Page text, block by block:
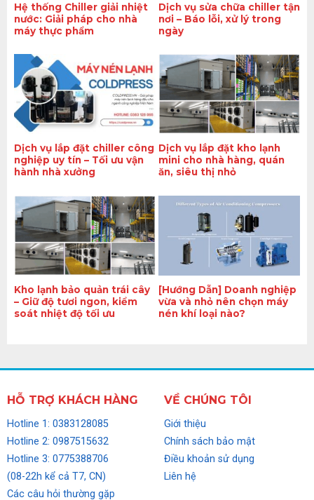
Hệ thống Chiller giải nhiệt
nước: Giải pháp cho nhà
máy thực phẩm
Dịch vụ sửa chữa chiller tận
nơi – Báo lỗi, xử lý trong
ngày
Dịch vụ lắp đặt chiller công
nghiệp uy tín – Tối ưu vận
hành nhà xưởng
Dịch vụ lắp đặt kho lạnh
mini cho nhà hàng, quán
ăn, siêu thị nhỏ
Kho lạnh bảo quản trái cây
– Giữ độ tươi ngon, kiểm
soát nhiệt độ tối ưu
[Hướng Dẫn] Doanh nghiệp
vừa và nhỏ nên chọn máy
nén khí loại nào?
HỖ TRỢ KHÁCH HÀNG
Hotline 1: 0383128085
Hotline 2: 0987515632
Hotline 3: 0775388706
(08-22h kể cả T7, CN)
Các câu hỏi thường gặp
VỀ CHÚNG TÔI
Giới thiệu
Chính sách bảo mật
Điều khoản sử dụng
Liên hệ